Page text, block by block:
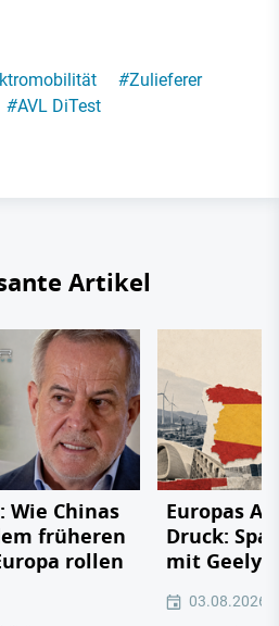
#Zulieferer
#AVL DiTest
Artikel
Chinas
früheren
rollen
Europas
Druck:
mit Geely,
03.08.2026